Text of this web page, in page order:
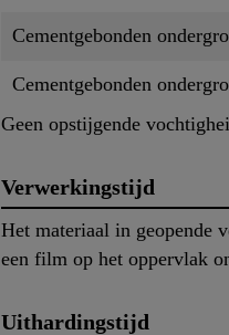
Cementgebonden
Cementgebonden
Geen opstijgende
Verwerkingstijd
Het materiaal in geopende
een film op het oppervlak
Uithardingstijd